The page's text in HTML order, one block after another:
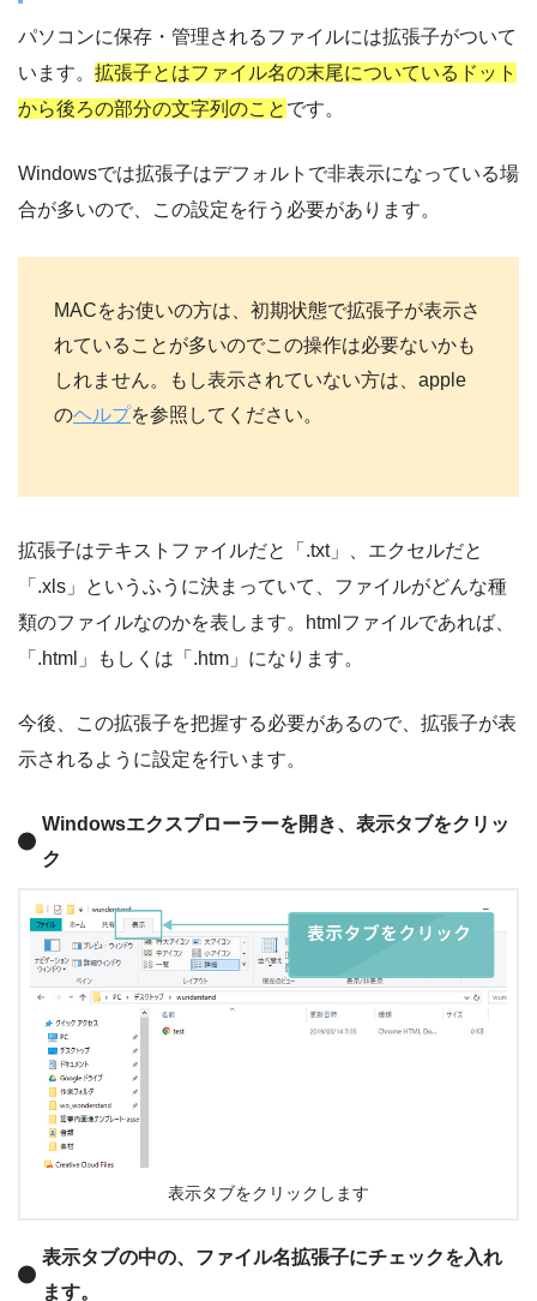
パソコンに保存・管理されるファイルには拡張子がついて
います。 拡張子とはファイル名の末尾についているドット
から後ろの部分の文字列のこと です。
Windowsでは拡張子はデフォルトで非表示になっている場
合が多いので、この設定を行う必要があります。
MACをお使いの方は、初期状態で拡張子が表示さ
れていることが多いのでこの操作は必要ないかも
しれません。もし表示されていない方は、apple
のヘルプを参照してください。
拡張子はテキストファイルだと「.txt」、エクセルだと
「.xls」というふうに決まっていて、ファイルがどんな種
類のファイルなのかを表します。htmlファイルであれば、
「.html」もしくは「.htm」になります。
今後、この拡張子を把握する必要があるので、拡張子が表
示されるように設定を行います。
Windowsエクスプローラーを開き、表示タブをクリッ
ク
表示タブをクリックします
表示タブの中の、ファイル名拡張子にチェックを入れ
ます。